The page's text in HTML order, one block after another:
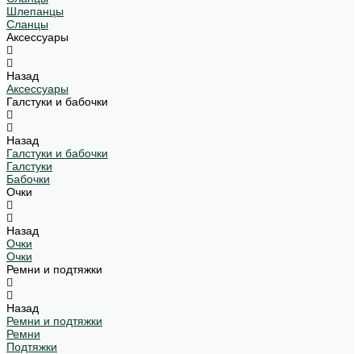
Шлепанцы
Сланцы
Аксессуары
Назад
Аксессуары
Галстуки и бабочки
Назад
Галстуки и бабочки
Галстуки
Бабочки
Очки
Назад
Очки
Очки
Ремни и подтяжки
Назад
Ремни и подтяжки
Ремни
Подтяжки